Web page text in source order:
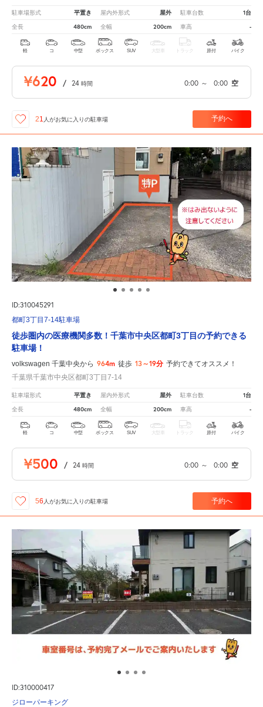
駐車場形式 平置き 屋内外形式 屋外 駐車台数 1台
全長 480cm 全幅 200cm 車高 -
軽 コ 中型 ボックス SUV 大型車 トラック 原付 バイク
¥620 / 24 時間 0:00 ～ 0:00 空
21 人がお気に入りの駐車場 予約へ
ID:310045291
都町3丁目7-14駐車場
徒歩圏内の医療機関多数！千葉市中央区都町3丁目の予約できる
駐車場！
volkswagen 千葉中央から 964m 徒歩 13～19分 予約できてオススメ！
千葉県千葉市中央区都町3丁目7-14
駐車場形式 平置き 屋内外形式 屋外 駐車台数 1台
全長 480cm 全幅 200cm 車高 -
軽 コ 中型 ボックス SUV 大型車 トラック 原付 バイク
¥500 / 24 時間 0:00 ～ 0:00 空
56 人がお気に入りの駐車場 予約へ
ID:310000417
ジローパーキング